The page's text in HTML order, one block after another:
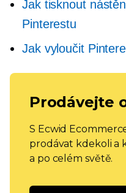
Jak tisknout
Pinterestu
Jak vyloučit
Prodávejte
S Ecwid
prodávat kdekoli a
a po celém světě.